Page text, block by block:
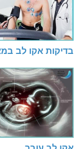
בדיקות אקו לב